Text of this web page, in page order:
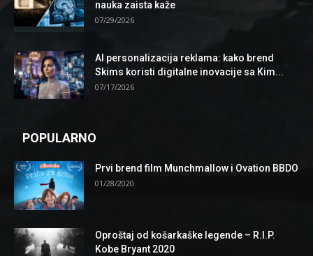
nauka zaista kaže
07/29/2026
AI personalizacija reklama: kako brend
Skims koristi digitalne inovacije sa Kim...
07/17/2026
POPULARNO
Prvi brend film Munchmallow i Ovation BBDO
01/28/2020
Oproštaj od košarkaške legende – R.I.P.
Kobe Bryant 2020